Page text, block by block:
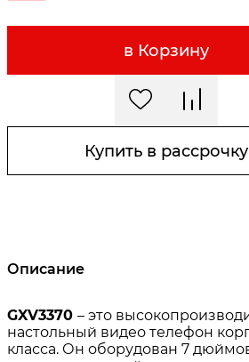
в Корзину
Купить в рассрочку
Описание